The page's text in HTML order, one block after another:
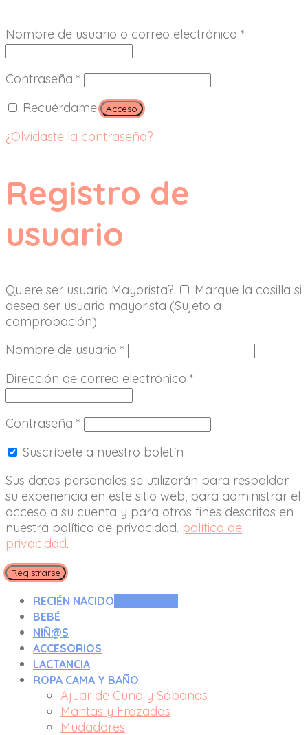
Nombre de usuario o correo electrónico *
Contraseña *
Recuérdame
Acceso
¿Olvidaste la contraseña?
Registro de
usuario
Quiere ser usuario Mayorista?
Marque la casilla si
desea ser usuario mayorista (Sujeto a
comprobación)
Nombre de usuario *
Dirección de correo electrónico *
Contraseña *
Suscríbete a nuestro boletín
Sus datos personales se utilizarán para respaldar
su experiencia en este sitio web, para administrar el
acceso a su cuenta y para otros fines descritos en
nuestra política de privacidad. política de
privacidad.
Registrarse
RECIÉN NACIDO
BEBÉ
NIÑ@S
ACCESORIOS
LACTANCIA
ROPA CAMA Y BAÑO
Ajuar de Cuna y Sábanas
Mantas y Frazadas
Mudadores